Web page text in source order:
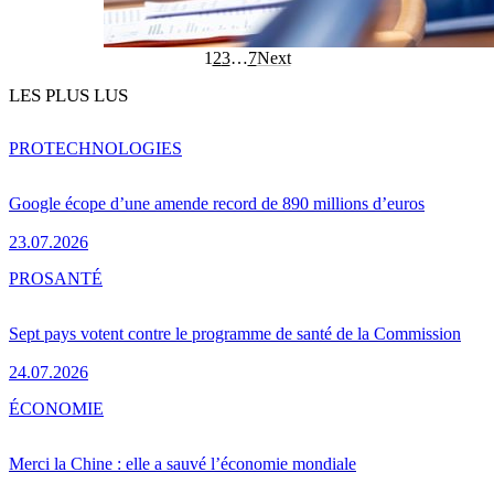
1 23…7Next
LES PLUS LUS
Google écope d’une amende record de 890 millions d’euros
23.07.2026
PROTECHNOLOGIES
Sept pays votent contre le programme de santé de la Commission
24.07.2026
PROSANTÉ
Merci la Chine : elle a sauvé l’économie mondiale
ÉCONOMIE